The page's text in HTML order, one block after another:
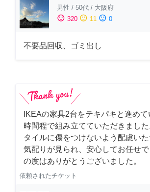
男性 / 50代 / 大阪府
sentiment_satisfied 320 sentiment_neutral 11 sentiment_dissatisfied 0
不要品回収、ゴミ出し
IKEAの家具2台をテキパキと進め
時間程で組み立てていただきまし
タイルに傷をつけないよう配慮いた
気配りが見られ、安心してお任せで
の度はありがとうございました。
依頼されたチケット